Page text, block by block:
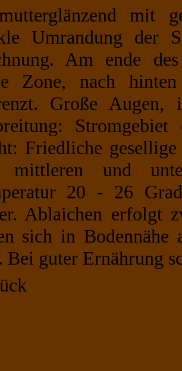
mit
Umrandung der
Am ende
Zone, nach
Große
Friedliche
mittleren und
20 - 26
Ablaichen erfolgt
sich in Bodennähe
Bei guter Ernährung